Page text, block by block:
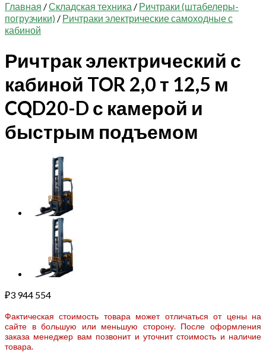
Главная /Складская техника / Ричтраки (штабелеры-
погрузчики) / Ричтраки электрические самоходные с
кабиной
Ричтрак электрический с
кабиной TOR 2,0 т 12,5 м
CQD20-D с камерой и
быстрым подъемом
₽3 944 554
Фактическая стоимость товара может отличаться от цены на
сайте в большую или меньшую сторону. После оформления
заказа менеджер вам позвонит и уточнит стоимость и наличие
товара.